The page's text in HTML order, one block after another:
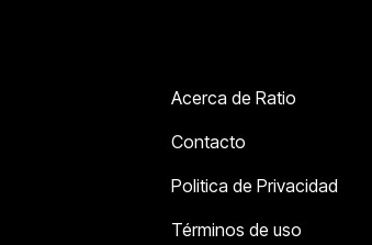
Acerca de Ratio
Contacto
Politica de Privacidad
Términos de uso